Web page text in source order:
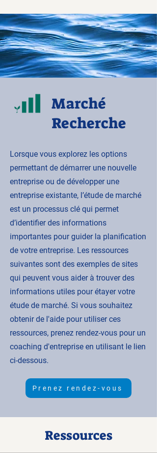
Marché
Recherche
Lorsque vous explorez les options
permettant de démarrer une nouvelle
entreprise ou de développer une
entreprise existante, l’étude de marché
est un processus clé qui permet
d’identifier des informations
importantes pour guider la planification
de votre entreprise. Les ressources
suivantes sont des exemples de sites
qui peuvent vous aider à trouver des
informations utiles pour étayer votre
étude de marché. Si vous souhaitez
obtenir de l'aide pour utiliser ces
ressources, prenez rendez-vous pour un
coaching d'entreprise en utilisant le lien
ci-dessous.
Prenez rendez-vous
Ressources